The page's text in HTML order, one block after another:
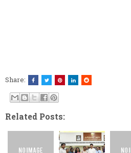
Share:
Related Posts: